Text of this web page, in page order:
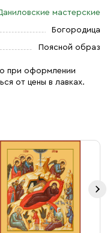
мастерские
Богородица
Поясной образ
при оформлении
от цены в лавках.